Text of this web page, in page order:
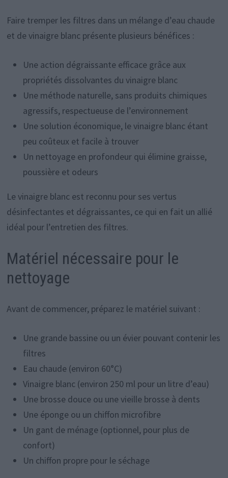
Faire tremper les filtres dans un mélange d’eau chaude
et de vinaigre blanc présente plusieurs bénéfices :
Une action dégraissante efficace grâce aux
propriétés dissolvantes du vinaigre blanc
Une méthode naturelle, sans produits chimiques
agressifs, respectueuse de l’environnement
Une solution économique, le vinaigre blanc étant
peu coûteux et facile à trouver
Un nettoyage en profondeur qui élimine graisse,
poussière et odeurs
Le vinaigre blanc est reconnu pour ses vertus
désinfectantes et dégraissantes, ce qui en fait un allié
idéal pour l’entretien des filtres.
Matériel nécessaire pour le
nettoyage
Avant de commencer, préparez le matériel suivant :
Une grande bassine ou un évier pouvant contenir les
filtres
Eau chaude (environ 60°C)
Vinaigre blanc (environ 250 ml pour un litre d’eau)
Une brosse douce ou une vieille brosse à dents
Une éponge ou un chiffon microfibre
Un gant de ménage (optionnel, pour plus de
confort)
Un chiffon propre pour le séchage